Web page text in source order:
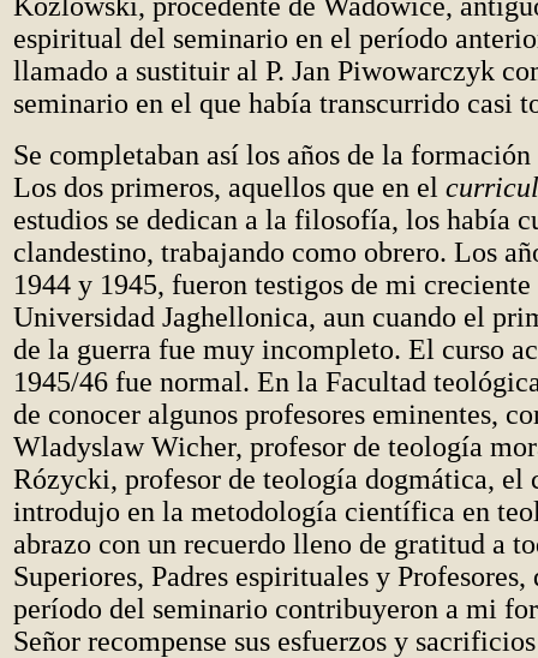
espiritual del seminario en el período
llamado a sustituir al P. Jan Piwowarczyk
seminario en el que había transcurrido casi
Se completaban así los años de la
Los dos primeros, aquellos que en el
estudios se dedican a la filosofía, los había
clandestino, trabajando como obrero. Los
1944 y 1945, fueron testigos de mi
Universidad Jaghellonica, aun cuando el
de la guerra fue muy incompleto. El curso
1945/46 fue normal. En la Facultad
de conocer algunos profesores eminentes,
Wladyslaw Wicher, profesor de teología
Rózycki, profesor de teología dogmática, el
introdujo en la metodología científica en
abrazo con un recuerdo lleno de gratitud a
Superiores, Padres espirituales y Profesores,
período del seminario contribuyeron a mi
Señor recompense sus esfuerzos y